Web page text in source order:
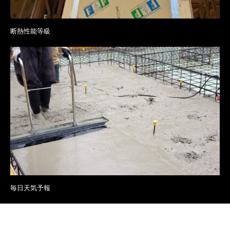
断熱性能等級
毎日天気予報